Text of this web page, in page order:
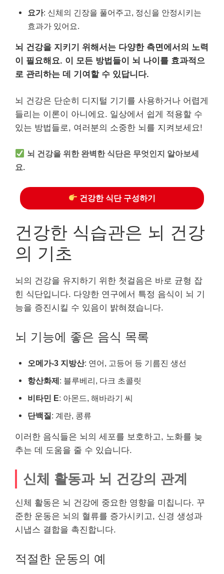
요가: 신체의 긴장을 풀어주고, 정신을 안정시키는
효과가 있어요.
뇌 건강을 지키기 위해서는 다양한 측면에서의 노력
이 필요해요. 이 모든 방법들이 뇌 나이를 효과적으
로 관리하는 데 기여할 수 있답니다.
뇌 건강은 단순히 디지털 기기를 사용하거나 어렵게
들리는 이론이 아니에요. 일상에서 쉽게 적용할 수
있는 방법들로, 여러분의 소중한 뇌를 지켜보세요!
뇌 건강을 위한 완벽한 식단은 무엇인지 알아보세
요.
건강한 식단 구성하기
건강한 식습관은 뇌 건강
의 기초
뇌의 건강을 유지하기 위한 첫걸음은 바로 균형 잡
힌 식단입니다. 다양한 연구에서 특정 음식이 뇌 기
능을 증진시킬 수 있음이 밝혀졌습니다.
뇌 기능에 좋은 음식 목록
오메가-3 지방산: 연어, 고등어 등 기름진 생선
항산화제: 블루베리, 다크 초콜릿
비타민 E: 아몬드, 해바라기 씨
단백질: 계란, 콩류
이러한 음식들은 뇌의 세포를 보호하고, 노화를 늦
추는 데 도움을 줄 수 있습니다.
신체 활동과 뇌 건강의 관계
신체 활동은 뇌 건강에 중요한 영향을 미칩니다. 꾸
준한 운동은 뇌의 혈류를 증가시키고, 신경 생성과
시냅스 결합을 촉진합니다.
적절한 운동의 예